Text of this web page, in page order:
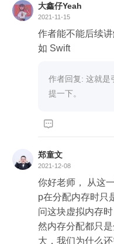
大鑫仔Yeah
2021-11-15
作者能不能后续
如 Swift
作者回复: 这就是
提一下。

郑童文
2021-12-08
你好老师， 从这
p在分配内存时只
问这块虚拟内存
然内存分配都只
大，我们为什么